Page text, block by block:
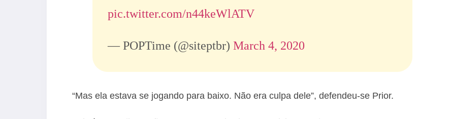
pic.twitter.com/n44keWlATV
— POPTime (@siteptbr) March 4, 2020
“Mas ela estava se jogando para baixo. Não era culpa dele”, defendeu-se Prior.